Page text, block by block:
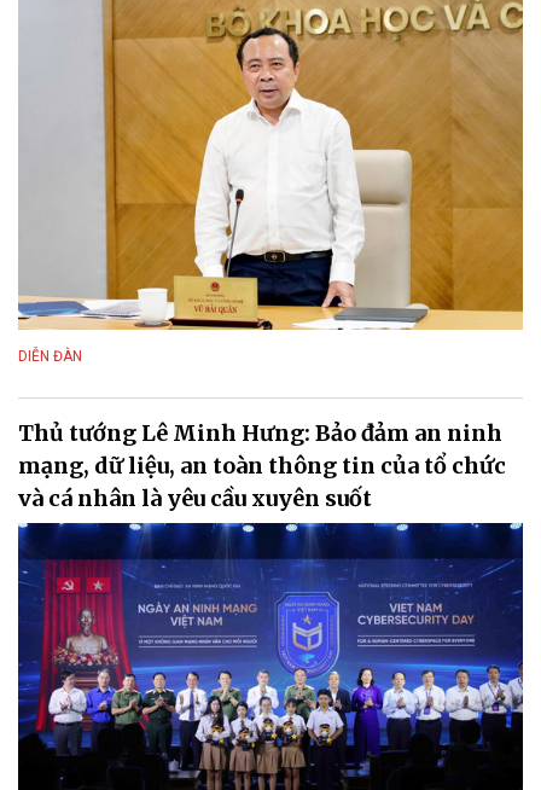
DIỄN ĐÀN
Thủ tướng Lê Minh Hưng: Bảo đảm an ninh
mạng, dữ liệu, an toàn thông tin của tổ chức
và cá nhân là yêu cầu xuyên suốt